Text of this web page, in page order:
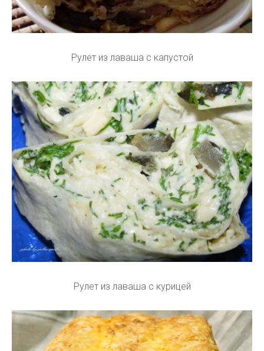
Рулет из лаваша с капустой
Рулет из лаваша с курицей